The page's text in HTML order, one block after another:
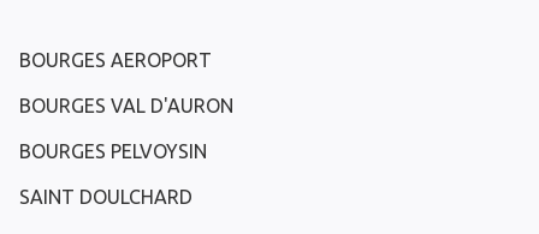
BOURGES AEROPORT
BOURGES VAL D'AURON
BOURGES PELVOYSIN
SAINT DOULCHARD